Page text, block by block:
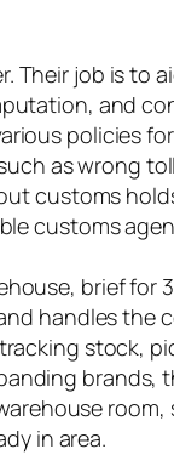
job is to
and
policies
as wrong
customs
customs
brief
handles
stock,
in area.